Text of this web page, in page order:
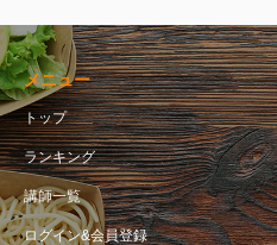
メニュー
トップ
ランキング
講師一覧
ログイン&会員登録